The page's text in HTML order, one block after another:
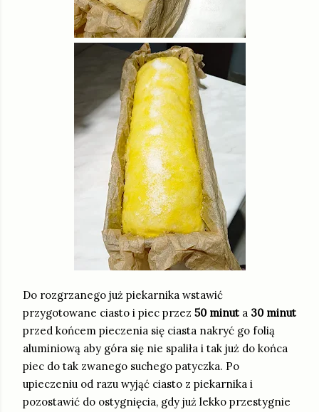
Do rozgrzanego już piekarnika wstawić
przygotowane ciasto i piec przez 50 minut a 30 minut
przed końcem pieczenia się ciasta nakryć go folią
aluminiową aby góra się nie spaliła i tak już do końca
piec do tak zwanego suchego patyczka. Po
upieczeniu od razu wyjąć ciasto z piekarnika i
pozostawić do ostygnięcia, gdy już lekko przestygnie